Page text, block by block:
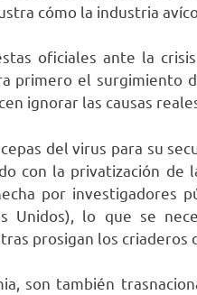
cómo la industria
oficiales ante la
primero el surgimiento
ignorar las causas
del virus para su
con la privatización de
por investigadores
Unidos), lo que se
prosigan los criaderos
son también